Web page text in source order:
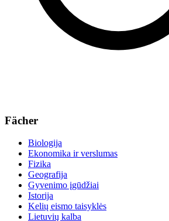
Fächer
Biologija
Ekonomika ir verslumas
Fizika
Geografija
Gyvenimo įgūdžiai
Istorija
Kelių eismo taisyklės
Lietuvių kalba